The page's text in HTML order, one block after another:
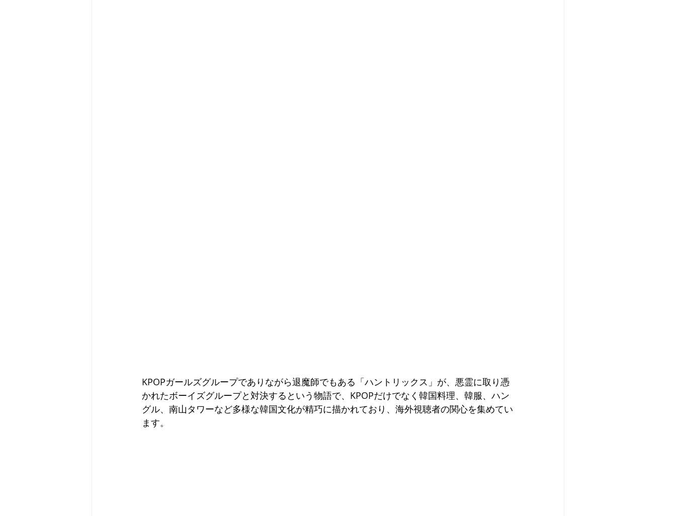
KPOPガールズグループでありながら退魔師でもある「ハントリックス」が、悪霊に取り憑
かれたボーイズグループと対決するという物語で、KPOPだけでなく韓国料理、韓服、ハン
グル、南山タワーなど多様な韓国文化が精巧に描かれており、海外視聴者の関心を集めてい
ます。